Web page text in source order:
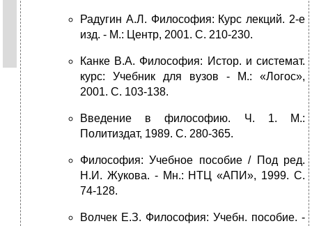
Радугин А.Л. Философия: Курс лекций. 2-е
изд. - М.: Центр, 2001. С. 210-230.
Канке В.А. Философия: Истор. и системат.
курс: Учебник для вузов - М.: «Логос»,
2001. С. 103-138.
Введение в философию. Ч. 1. М.:
Политиздат, 1989. С. 280-365.
Философия: Учебное пособие / Под ред.
Н.И. Жукова. - Мн.: НТЦ «АПИ», 1999. С.
74-128.
Волчек Е.З. Философия: Учебн. пособие. -